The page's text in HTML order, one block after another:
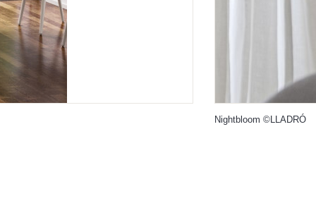
Nightbloom ©LLADRÓ